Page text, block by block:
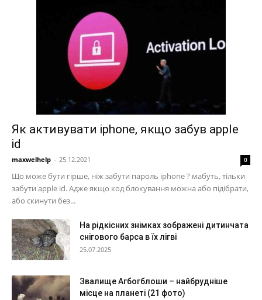
Як активувати iphone, якщо забув apple
id
maxwelhelp - 25.12.2021 0
Що може бути гірше, ніж забути пароль iphone ? мабуть, тільки
забути apple id. Адже якщо код блокування можна або підібрати,
або скинути без...
На рідкісних знімках зображені дитинчата
снігового барса в їх лігві
25.07.2025
Звалище Агбогблоши – найбрудніше
місце на планеті (21 фото)